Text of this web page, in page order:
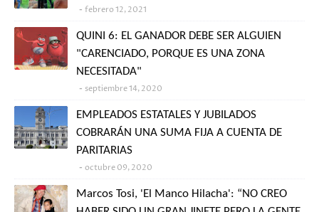
febrero 12, 2021
QUINI 6: EL GANADOR DEBE SER ALGUIEN
"CARENCIADO, PORQUE ES UNA ZONA
NECESITADA"
septiembre 14, 2020
EMPLEADOS ESTATALES Y JUBILADOS
COBRARÁN UNA SUMA FIJA A CUENTA DE
PARITARIAS
octubre 09, 2020
Marcos Tosi, 'El Manco Hilacha': “NO CREO